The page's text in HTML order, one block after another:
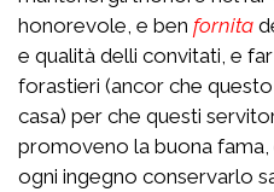
honorevole, e ben fornita
e qualità delli convitati, e
forastieri (ancor che
casa) per che questi
promoveno la buona
ogni ingegno conservarlo